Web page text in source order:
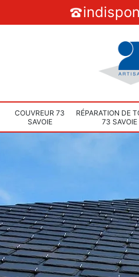
COUVREUR 73
SAVOIE
RÉPARATION DE
73 SAVOIE